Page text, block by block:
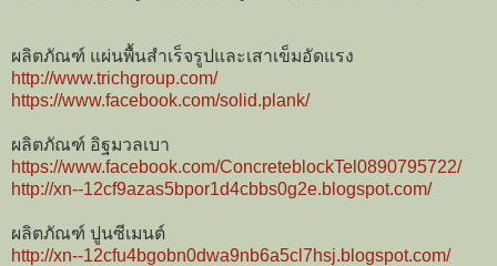
ผลิตภัณฑ์ แผ่นพื้นสำเร็จรูปและเสาเข็มอัดแรง
http://www.trichgroup.com/
https://www.facebook.com/solid.plank/
ผลิตภัณฑ์ อิฐมวลเบา
https://www.facebook.com/ConcreteblockTel0890795722/
http://xn--12cf9azas5bpor1d4cbbs0g2e.blogspot.com/
ผลิตภัณฑ์ ปูนซีเมนต์
http://xn--12cfu4bgobn0dwa9nb6a5cl7hsj.blogspot.com/